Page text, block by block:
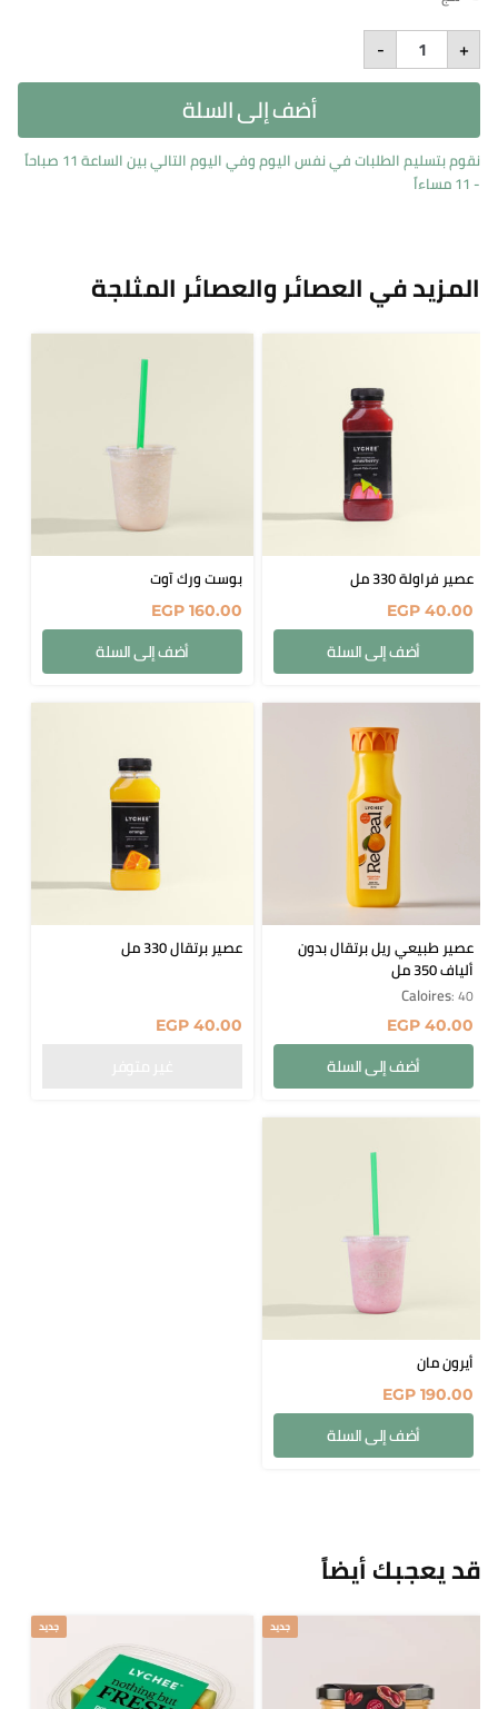
-Lychee's
Signature
Med
quantity
+
أضف إلى السلة
نقوم بتسليم الطلبات في نفس اليوم وفي اليوم التالي بين الساعة 11 صباحاً
- 11 مساءاً
المزيد في العصائر والعصائر المثلجة
عصير فراولة 330 مل
EGP 40.00
أضف إلى السلة
بوست ورك آوت
EGP 160.00
أضف إلى السلة
عصير طبيعي ريل برتقال بدون
ألياف 350 مل
EGP 40.00
أضف إلى السلة
Caloires: 40
عصير برتقال 330 مل
EGP 40.00
أيرون مان
EGP 190.00
أضف إلى السلة
قد يعجبك أيضاً
جديد جديد